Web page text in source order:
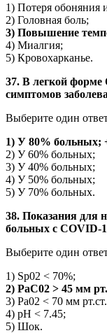
1) Потеря обоняния
2) Головная боль;
3) Повышение
4) Миалгия;
5) Кровохарканье.
37. В легкой
симптомов
Выберите один
1) У 80% больных;
2) У 60% больных;
3) У 40% больных;
4) У 50% больных;
5) У 70% больных.
38. Показания для
больных с COVID-
Выберите один
1) Sp02 < 70%;
2) РаС02 > 45 мм
3) Ра02 < 70 мм
4) pH < 7.45;
5) Шок.